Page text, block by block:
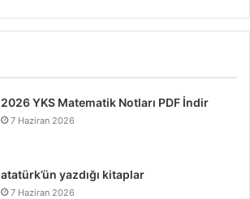
2026 YKS Matematik Notları PDF İndir
7 Haziran 2026
atatürk’ün yazdığı kitaplar
7 Haziran 2026